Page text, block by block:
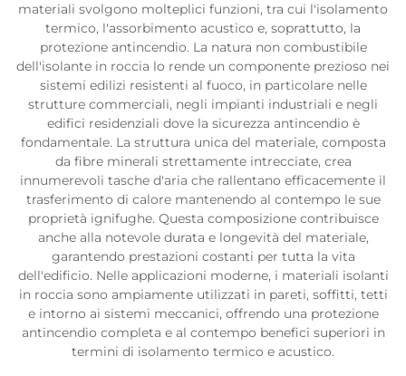
materiali svolgono molteplici funzioni, tra cui l'isolamento
termico, l'assorbimento acustico e, soprattutto, la
protezione antincendio. La natura non combustibile
dell'isolante in roccia lo rende un componente prezioso nei
sistemi edilizi resistenti al fuoco, in particolare nelle
strutture commerciali, negli impianti industriali e negli
edifici residenziali dove la sicurezza antincendio è
fondamentale. La struttura unica del materiale, composta
da fibre minerali strettamente intrecciate, crea
innumerevoli tasche d'aria che rallentano efficacemente il
trasferimento di calore mantenendo al contempo le sue
proprietà ignifughe. Questa composizione contribuisce
anche alla notevole durata e longevità del materiale,
garantendo prestazioni costanti per tutta la vita
dell'edificio. Nelle applicazioni moderne, i materiali isolanti
in roccia sono ampiamente utilizzati in pareti, soffitti, tetti
e intorno ai sistemi meccanici, offrendo una protezione
antincendio completa e al contempo benefici superiori in
termini di isolamento termico e acustico.